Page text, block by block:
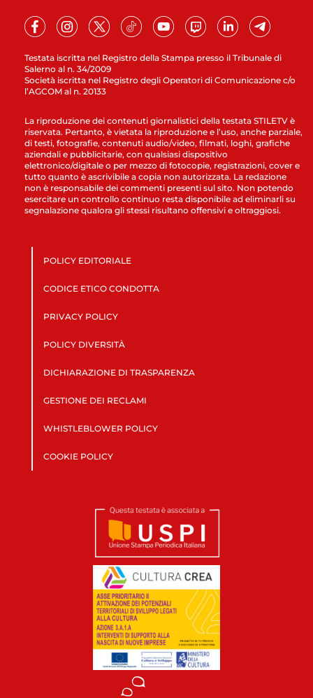
Testata iscritta nel Registro della Stampa presso il Tribunale di
Salerno al n. 34/2009
Società iscritta nel Registro degli Operatori di Comunicazione c/o
l’AGCOM al n. 20133
La riproduzione dei contenuti giornalistici della testata STILETV è
riservata. Pertanto, è vietata la riproduzione e l’uso, anche parziale,
di testi, fotografie, contenuti audio/video, filmati, loghi, grafiche
aziendali e pubblicitarie, con qualsiasi dispositivo
elettronico/digitale o per mezzo di fotocopie, registrazioni, cover e
tutto quanto è ascrivibile a copia non autorizzata. La redazione
non è responsabile dei commenti presenti sul sito. Non potendo
esercitare un controllo continuo resta disponibile ad eliminarli su
segnalazione qualora gli stessi risultano offensivi e oltraggiosi.
POLICY EDITORIALE
CODICE ETICO CONDOTTA
PRIVACY POLICY
POLICY DIVERSITÀ
DICHIARAZIONE DI TRASPARENZA
GESTIONE DEI RECLAMI
WHISTLEBLOWER POLICY
COOKIE POLICY